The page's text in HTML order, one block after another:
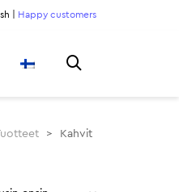
| Happy customers
> Kahvit